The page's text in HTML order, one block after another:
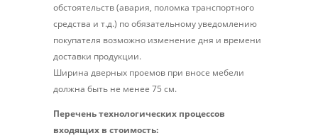
обстоятельств (авария, поломка транспортного
средства и т.д.) по обязательному уведомлению
покупателя возможно изменение дня и времени
доставки продукции.
Ширина дверных проемов при вносе мебели
должна быть не менее 75 см.
Перечень технологических процессов
входящих в стоимость: